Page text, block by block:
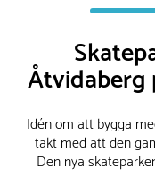
Åtvidaberg
Idén om att bygga
takt med att den
Den nya